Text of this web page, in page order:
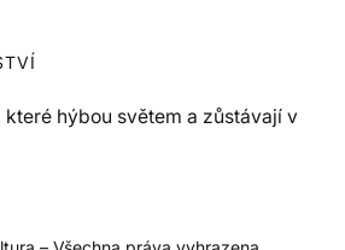
hýbou světem a zůstávají v